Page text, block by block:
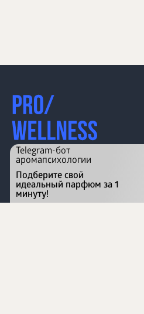
Перейти на сайт
Telegram-бот
аромапсихологии
Подберите свой
идеальный парфюм за 1
минуту!